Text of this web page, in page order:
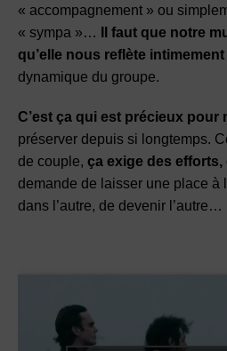
« accompagnement » ou
« sympa »…
Il faut que notre
qu’elle nous reflète intimement
dynamique du groupe.
C’est ça qui est précieux pour
préserver depuis si longtemps.
de couple, ça exige des efforts,
demande de laisser une place à
dans l’autre, de devenir l’autre…